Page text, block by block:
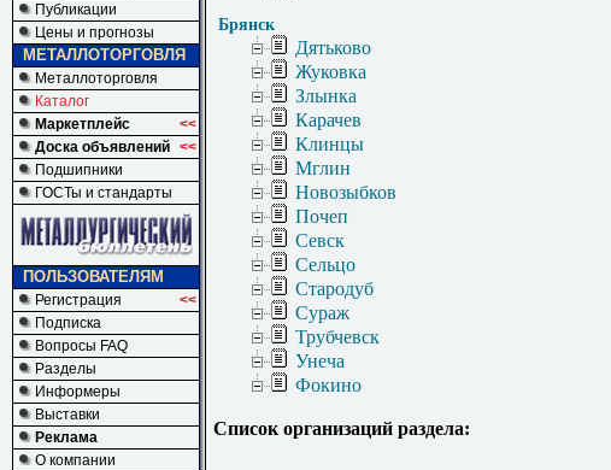
Публикации
Цены и прогнозы
МЕТАЛЛОТОРГОВЛЯ
Металлоторговля
Каталог
Маркетплейс
<<
Доска объявлений <<
Подшипники
ГОСТы и стандарты
ПОЛЬЗОВАТЕЛЯМ
Регистрация
<<
Подписка
Вопросы FAQ
Разделы
Информеры
Выставки
Реклама
О компании
Брянск
Дятьково
Жуковка
Злынка
Карачев
Клинцы
Мглин
Новозыбков
Почеп
Севск
Сельцо
Стародуб
Сураж
Трубчевск
Унеча
Фокино
Список организаций раздела: